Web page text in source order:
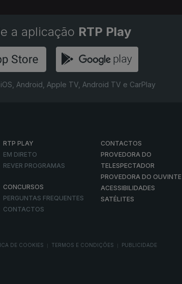
a aplicação RTP Play
Android, Apple TV, Android TV e CarPlay
RTP PLAY
EM DIRETO
REVER PROGRAMAS
CONCURSOS
PERGUNTAS FREQUENTES
CONTACTOS
CONTACTOS
PROVEDORA DO
TELESPECTADOR
PROVEDORA DO OUVINTE
ACESSIBILIDADES
SATÉLITES
DE COOKIES TERMOS E CONDIÇÕES PUBLICIDADE